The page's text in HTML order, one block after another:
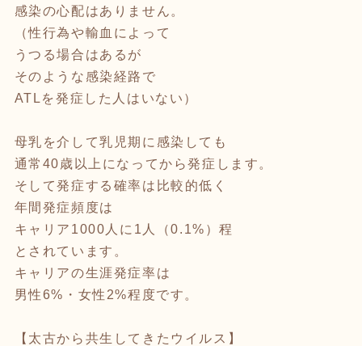
感染の心配はありません。
（性行為や輸血によって
うつる場合はあるが
そのような感染経路で
ATLを発症した人はいない）
母乳を介して乳児期に感染しても
通常40歳以上になってから発症します。
そして発症する確率は比較的低く
年間発症頻度は
キャリア1000人に1人（0.1%）程
とされています。
キャリアの生涯発症率は
男性6%・女性2%程度です。
【太古から共生してきたウイルス】